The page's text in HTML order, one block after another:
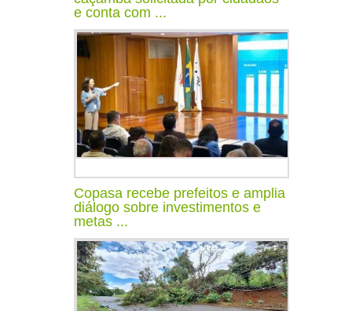
e conta com ...
Copasa recebe prefeitos e amplia
diálogo sobre investimentos e
metas ...